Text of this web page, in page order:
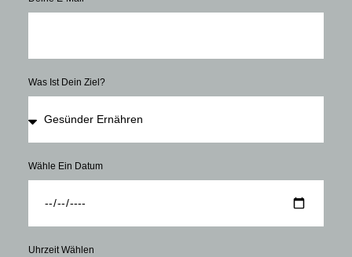
Was Ist Dein Ziel?
Wähle Ein Datum
Uhrzeit Wählen